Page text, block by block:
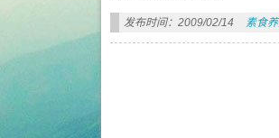
发布时间：2009/02/14 素食